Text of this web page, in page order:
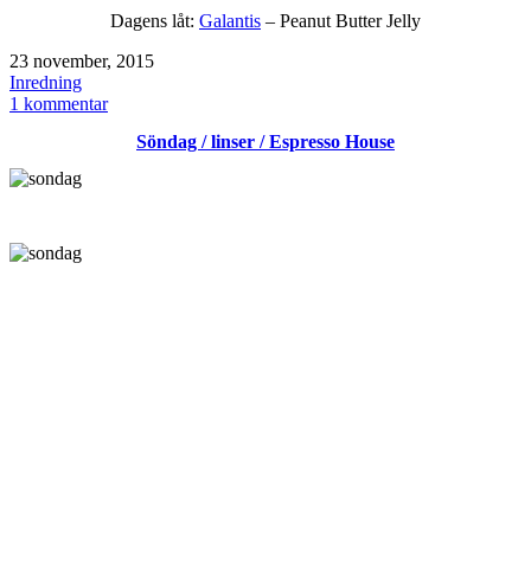
Dagens låt: Galantis – Peanut Butter Jelly
Publicerat
den
23 november, 2015
Kategoriserat
som
Inredning
1 kommentartill
Söndag / linser / Espresso House